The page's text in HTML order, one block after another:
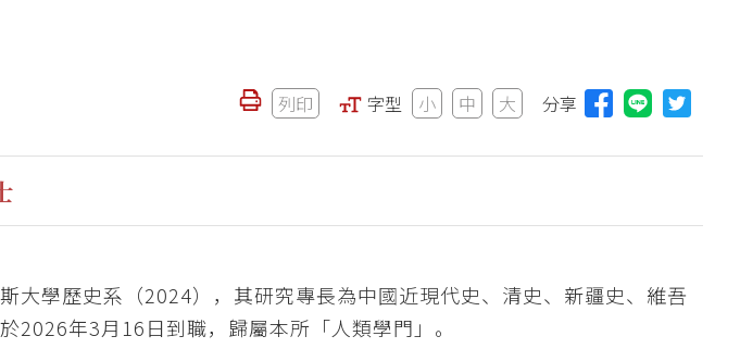
列印 字型 小 中 大 分享 分享本頁
大學歷史系（2024），其研究專長為中國近現代史、清史、新疆史、維吾
2026年3月16日到職，歸屬本所「人類學門」。